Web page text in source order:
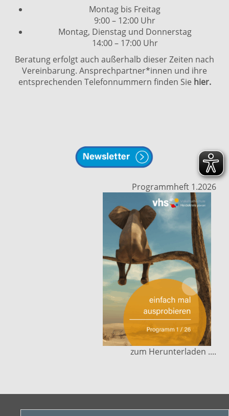
Montag bis Freitag
9:00 – 12:00 Uhr
Montag, Dienstag und Donnerstag
14:00 – 17:00 Uhr
Beratung erfolgt auch außerhalb dieser Zeiten nach
Vereinbarung. Ansprechpartner*innen und ihre
entsprechenden Telefonnummern finden Sie hier.
Programmheft 1.2026
zum Herunterladen ....